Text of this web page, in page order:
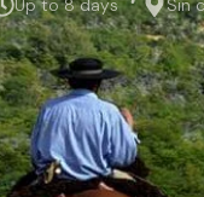
Up to 8 days Sin